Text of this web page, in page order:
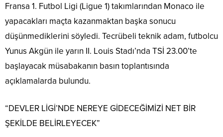
Fransa 1. Futbol Ligi (Ligue 1) takımlarından Monaco ile
yapacakları maçta kazanmaktan başka sonucu
düşünmediklerini söyledi. Tecrübeli teknik adam, futbolcu
Yunus Akgün ile yarın II. Louis Stadı’nda TSİ 23.00’te
başlayacak müsabakanın basın toplantısında
açıklamalarda bulundu.
“DEVLER LİGİ’NDE NEREYE GİDECEĞİMİZİ NET BİR
ŞEKİLDE BELİRLEYECEK”